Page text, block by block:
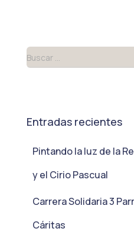
Buscar …
Entradas recientes
Pintando la luz de la
y el Cirio Pascual
Carrera Solidaria 3
Cáritas